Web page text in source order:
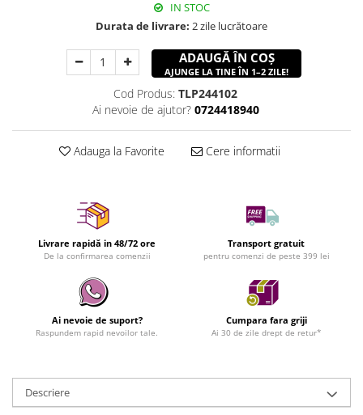
IN STOC
Durata de livrare: 2 zile lucrătoare
ADAUGĂ ÎN COȘ
AJUNGE LA TINE ÎN 1–2 ZILE!
Cod Produs: TLP244102
Ai nevoie de ajutor? 0724418940
Adauga la Favorite Cere informatii
Livrare rapidă in 48/72 ore
De la confirmarea comenzii
Transport gratuit
pentru comenzi de peste 399 lei
Ai nevoie de suport?
Raspundem rapid nevoilor tale.
Cumpara fara griji
Ai 30 de zile drept de retur*
Descriere